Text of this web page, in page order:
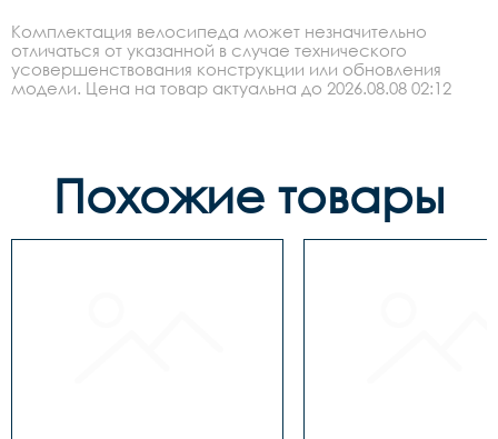
Комплектация велосипеда может незначительно
отличаться от указанной в случае технического
усовершенствования конструкции или обновления
модели. Цена на товар актуальна до 2026.08.08 02:12
Похожие товары